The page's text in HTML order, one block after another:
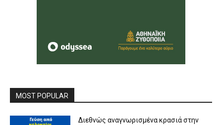
MOST POPULAR
Διεθνώς αναγνωρισμένα κρασιά στην